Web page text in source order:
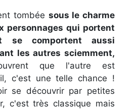
tombée sous le charme
personnages qui portent
se comportent aussi
les autres sciemment,
que l'autre est
c'est une telle chance !
se découvrir par petites
c'est très classique mais